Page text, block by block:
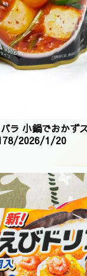
ラ 小鍋でおかず
2026/1/20